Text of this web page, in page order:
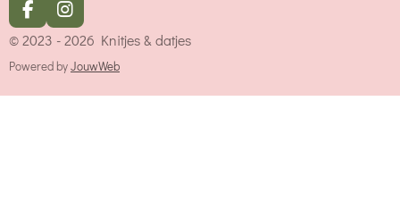
F
a
c
e
o
I
n
s
t
g
© 2023 - 2026 Knitjes & datjes
Powered byJouwWeb